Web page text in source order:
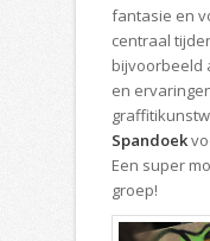
fantasie en
centraal
bijvoorbeeld
en
Spandoek
Een super
groep!